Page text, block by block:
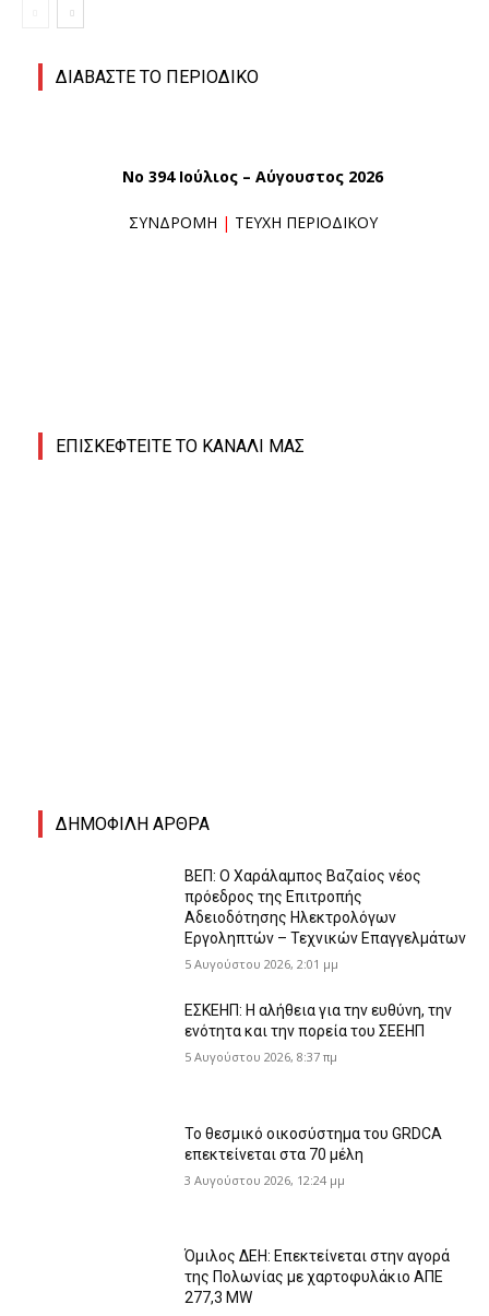
ΔΙΑΒΑΣΤΕ ΤΟ ΠΕΡΙΟΔΙΚΟ
No 394 Ιούλιος – Αύγουστος 2026
ΣΥΝΔΡΟΜΗ | ΤΕΥΧΗ ΠΕΡΙΟΔΙΚΟΥ
ΕΠΙΣΚΕΦΤΕΙΤΕ ΤΟ ΚΑΝΑΛΙ ΜΑΣ
ΔΗΜΟΦΙΛΗ ΑΡΘΡΑ
ΒΕΠ: Ο Χαράλαμπος Βαζαίος νέος
πρόεδρος της Επιτροπής
Αδειοδότησης Ηλεκτρολόγων
Εργοληπτών – Τεχνικών Επαγγελμάτων
5 Αυγούστου 2026, 2:01 μμ
ΕΣΚΕΗΠ: Η αλήθεια για την ευθύνη, την
ενότητα και την πορεία του ΣΕΕΗΠ
5 Αυγούστου 2026, 8:37 πμ
Το θεσμικό οικοσύστημα του GRDCA
επεκτείνεται στα 70 μέλη
3 Αυγούστου 2026, 12:24 μμ
Όμιλος ΔΕΗ: Επεκτείνεται στην αγορά
της Πολωνίας με χαρτοφυλάκιο ΑΠΕ
277,3 MW